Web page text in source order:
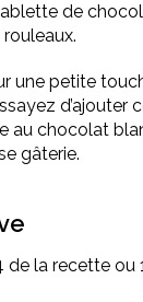
de
une petite
d’ajouter
au chocolat
gâterie.
de la recette ou